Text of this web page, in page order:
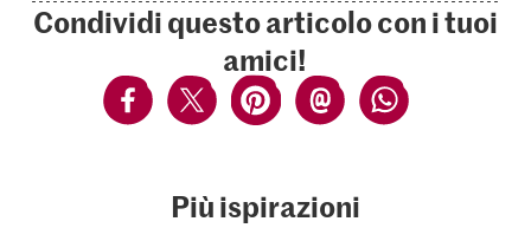
Condividi questo articolo con i tuoi
amici!
Più ispirazioni